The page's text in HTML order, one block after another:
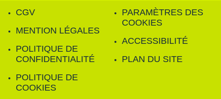
CGV
MENTION LÉGALES
POLITIQUE DE
CONFIDENTIALITÉ
POLITIQUE DE
COOKIES
PARAMÈTRES DES
COOKIES
ACCESSIBILITÉ
PLAN DU SITE